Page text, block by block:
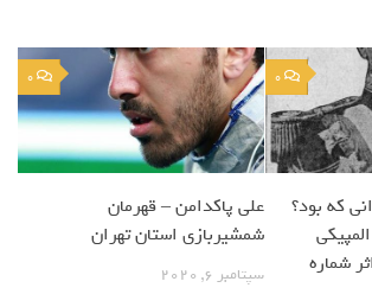
0
که بود؟
شماره
0
علی پاکدامن – قهرمان
شمشیربازی استان تهران
سپتامبر 6, 2020